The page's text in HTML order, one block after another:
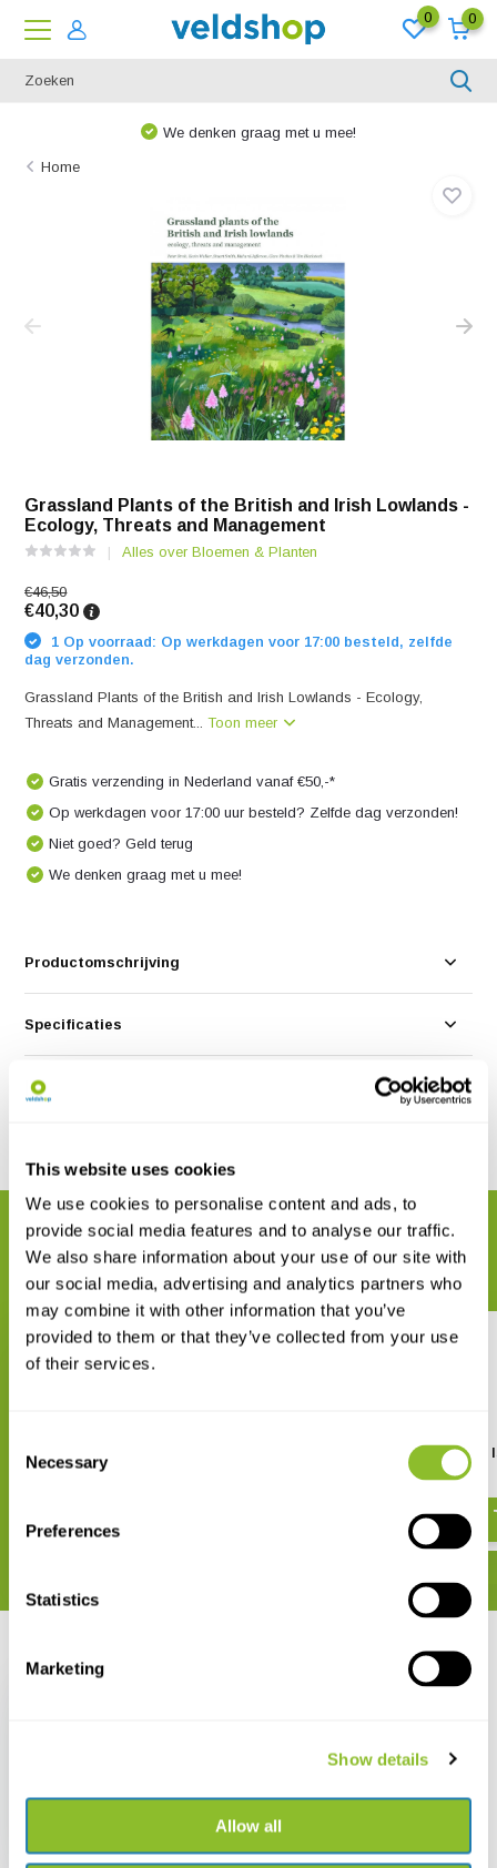
This website uses cookies
We use cookies to personalise content and ads, to
provide social media features and to analyse our traffic.
We also share information about your use of our site with
our social media, advertising and analytics partners who
may combine it with other information that you’ve
provided to them or that they’ve collected from your use
of their services.
Selection
Necessary
Preferences
Statistics
Marketing
Show details
Allow all
0 0
We denken graag met u mee!
Home
Grassland Plants of the British and Irish Lowlands -
Ecology, Threats and Management
Alles over Bloemen & Planten
€46,50
€40,30
1 Op voorraad: Op werkdagen voor 17:00 besteld, zelfde
dag verzonden.
Grassland Plants of the British and Irish Lowlands - Ecology,
Threats and Management...Toon meer
Gratis verzending in Nederland vanaf €50,-*
Op werkdagen voor 17:00 uur besteld? Zelfde dag verzonden!
Niet goed? Geld terug
We denken graag met u mee!
Productomschrijving
Specificaties
Reviews
GERELATEERDE PRODUCTEN
Maak uw bestelling compleet
Grasses of the British
€ 26,67
Grassland Plants of
€ 46,50 € 40,30